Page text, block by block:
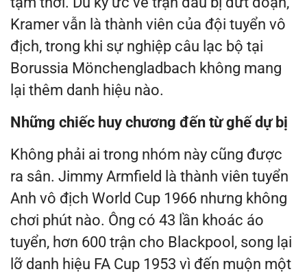
Kramer vẫn là thành viên của đội tuyển vô
địch, trong khi sự nghiệp câu lạc bộ tại
Borussia Mönchengladbach không mang
lại thêm danh hiệu nào.
Những chiếc huy chương đến từ ghế dự bị
Không phải ai trong nhóm này cũng được
ra sân. Jimmy Armfield là thành viên tuyển
Anh vô địch World Cup 1966 nhưng không
chơi phút nào. Ông có 43 lần khoác áo
tuyển, hơn 600 trận cho Blackpool, song lại
lỡ danh hiệu FA Cup 1953 vì đến muộn một